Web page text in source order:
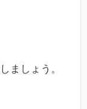
しましょう。